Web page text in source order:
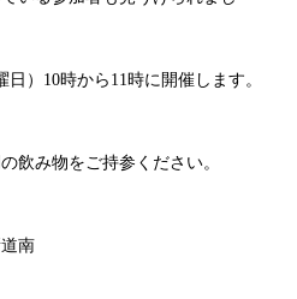
）10時から11時に開催します。
飲み物をご持参ください。
南